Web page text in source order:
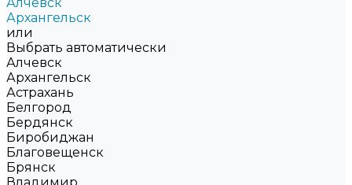
Архангельск
или
Выбрать автоматически
Алчевск
Архангельск
Астрахань
Белгород
Бердянск
Биробиджан
Благовещенск
Брянск